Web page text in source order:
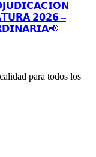
𝟮𝟬𝟮𝟲 –
para todos los